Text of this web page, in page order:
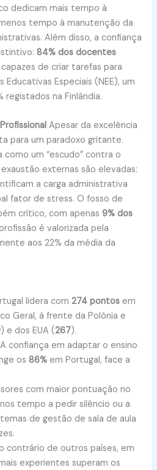
dedicam mais tempo à
tempo à manutenção da
. Além disso, a confiança
84% dos docentes
de criar tarefas para
Educativas Especiais (NEE), um
registados na Finlândia.
Apesar da excelência
para um paradoxo gritante.
um “escudo” contra o
externas são elevadas:
a carga administrativa
fator de stress. O fosso de
crítico, com apenas9% dos
é valorizada pela
aos 22% da média da
lidera com274 pontos em
Geral, à frente da Polónia e
) e dos EUA (267).
A confiança em adaptar o ensino
os 86% em Portugal, face a
com maior pontuação no
tempo a pedir silêncio ou a
de gestão de sala de aula
contrário de outros países, em
experientes superam os